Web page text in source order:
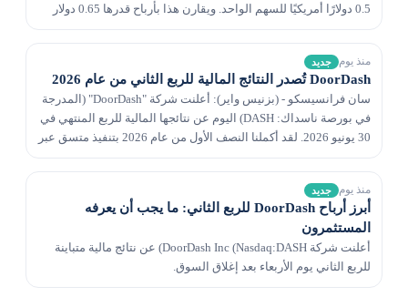
0.5 دولارًا أمريكيًا للسهم الواحد. ويقارن هذا بأرباح قدرها 0.65 دولار
منذ يوم جديد
DoorDash تُصدر النتائج المالية للربع الثاني من عام 2026
سان فرانسيسكو - (بزنيس واير): أعلنت شركة "DoorDash" (المدرجة
في بورصة ناسداك: DASH) اليوم عن نتائجها المالية للربع المنتهي في
30 يونيو 2026. لقد أكملنا النصف الأول من عام 2026 بتنفيذ متسق عبر
منذ يوم جديد
أبرز أرباح DoorDash للربع الثاني: ما يجب أن يعرفه
المستثمرون
أعلنت شركة DoorDash Inc (Nasdaq:DASH) عن نتائج مالية متباينة
للربع الثاني يوم الأربعاء بعد إغلاق السوق.